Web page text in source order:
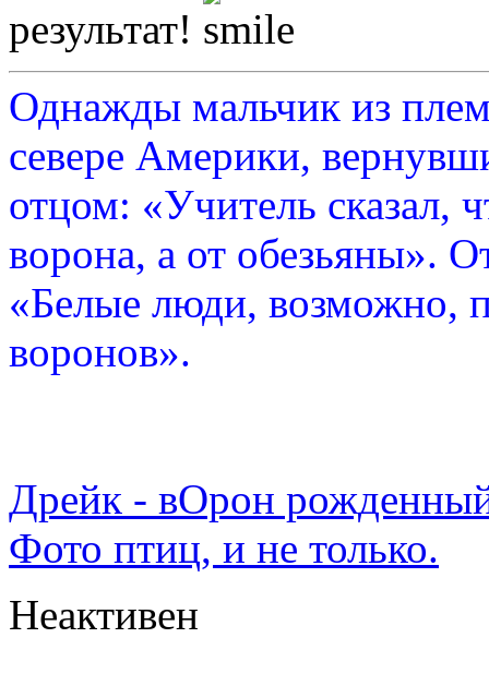
результат!
Однажды мальчик из
севере Америки,
отцом: «Учитель сказал,
ворона, а от обезьяны».
«Белые люди, возможно,
воронов».
Дрейк - вОрон
Фото птиц, и не только.
Неактивен